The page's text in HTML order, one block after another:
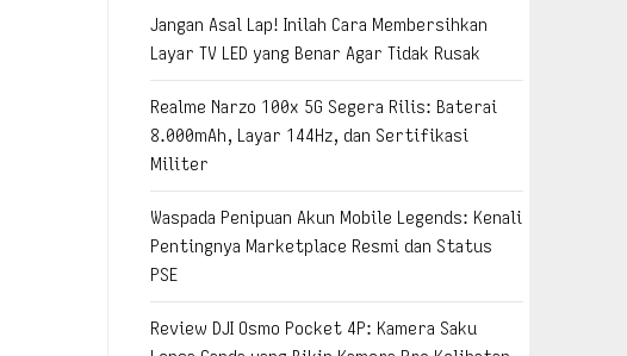
Jangan Asal Lap! Inilah Cara Membersihkan
Layar TV LED yang Benar Agar Tidak Rusak
Realme Narzo 100x 5G Segera Rilis: Baterai
8.000mAh, Layar 144Hz, dan Sertifikasi
Militer
Waspada Penipuan Akun Mobile Legends: Kenali
Pentingnya Marketplace Resmi dan Status
PSE
Review DJI Osmo Pocket 4P: Kamera Saku